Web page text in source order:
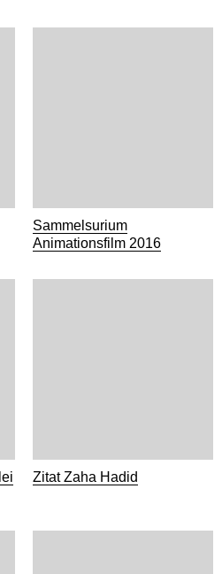
Sammelsurium
Animationsfilm 2016
Zitat Zaha Hadid